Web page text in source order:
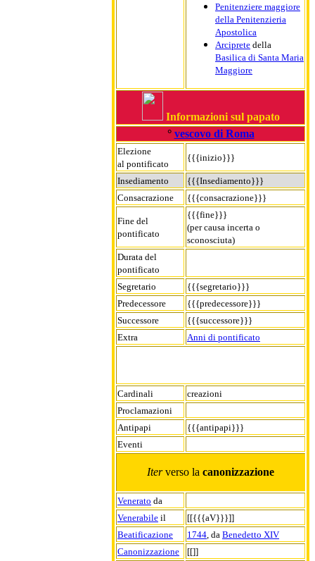
Penitenziere maggiore
della Penitenzieria
Apostolica
Arciprete della
Basilica di Santa Maria
Maggiore
Informazioni sul papato
° vescovo di Roma
Elezione
al pontificato
{{{inizio}}}
Insediamento
{{{Insediamento}}}
Consacrazione
{{{consacrazione}}}
Fine del
pontificato
{{{fine}}}
(per causa incerta o
sconosciuta)
Durata del
pontificato
Segretario
{{{segretario}}}
Predecessore
{{{predecessore}}}
Successore
{{{successore}}}
Extra
Anni di pontificato
Cardinali
creazioni
Proclamazioni
Antipapi
{{{antipapi}}}
Eventi
Iterverso la canonizzazione
Venerato da
Venerabile il
[[{{{aV}}}]]
Beatificazione
1744 , da Benedetto XIV
Canonizzazione
[[]]